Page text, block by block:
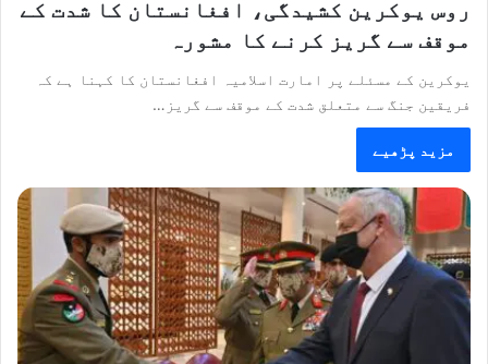
روس یوکرین کشیدگی، افغانستان کا شدت کے
موقف سے گریز کرنے کا مشورہ
یوکرین کے مسئلے پر امارت اسلامیہ افغانستان کا کہنا ہے کہ
فریقین جنگ سے متعلق شدت کے موقف سے گریز…
مزید پڑھیے